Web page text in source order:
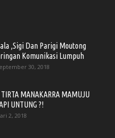
,Sigi Dan Parigi Moutong
Komunikasi Lumpuh
30, 2018
MANAKARRA MAMUJU
UNTUNG ?!
2, 2018